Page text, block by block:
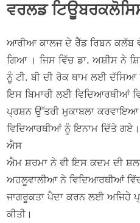
ਵਰਲਡ
ਆਰੀਆ ਕਾਲਜ ਦੇ ਰੈੱਡ ਰਿਬਨ ਕਲੱਬ
ਗਿਆ । ਜਿਸ ਵਿੱਚ ਡਾ. ਅਸ਼ੀਸ ਨੇ
ਨੂੰ ਟੀ. ਬੀ ਦੀ ਰੋਕ ਥਾਮ ਲਈ
ਇਸ ਬਿਮਾਰੀ ਲਈ ਵਿਦਿਆਰਥੀਆਂ
ਪ੍ਰਸ਼ਨ ਉੱਤਰੀ ਮੁਕਾਬਲਾ
ਵਿਦਿਆਰਥੀਆਂ ਨੂੰ ਇਨਾਮ ਦਿੱਤੇ
ਐਸ
ਐਮ ਸ਼ਰਮਾ ਨੇ ਵੀ ਇਸ ਕਦਮ ਦੀ
ਅਹਲੂਵਾਲੀਆ ਨੇ ਵਿਦਿਆਰਥੀਆਂ
ਜਾਗਰੂਕਤਾ ਪੈਦਾ ਕਰਨ ਲਈ ਅਜਿਹੇ
ਕੀਤੀ।